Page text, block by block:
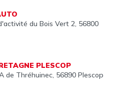
du Bois Vert 2, 56800
PLESCOP
de Thréhuinec, 56890 Plescop